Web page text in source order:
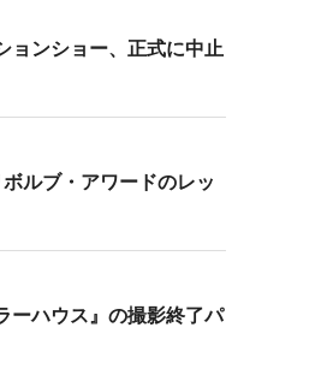
ョンショー、正式に中止
ルブ・アワードのレッ
ーハウス』の撮影終了パ